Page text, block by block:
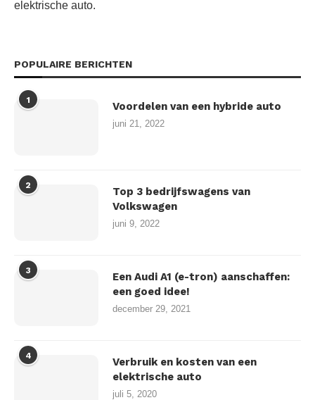
elektrische auto.
POPULAIRE BERICHTEN
1
Voordelen van een hybride auto
juni 21, 2022
2
Top 3 bedrijfswagens van
Volkswagen
juni 9, 2022
3
Een Audi A1 (e-tron) aanschaffen:
een goed idee!
december 29, 2021
4
Verbruik en kosten van een
elektrische auto
juli 5, 2020